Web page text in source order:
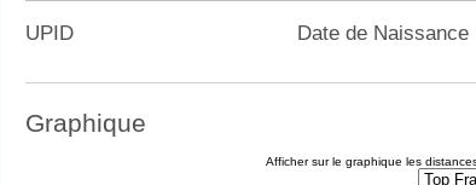
UPID Date de Naissance
Graphique
Afficher sur le graphique les